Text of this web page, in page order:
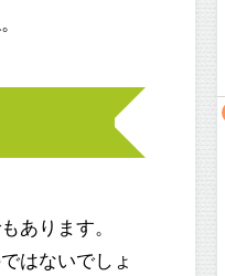
あります。
はないでしょ